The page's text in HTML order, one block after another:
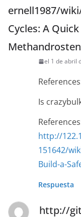
ernell1987/
Cycles: A
el 1 de abril
Is
http://
151642/
Build-a-
Respuesta
http://